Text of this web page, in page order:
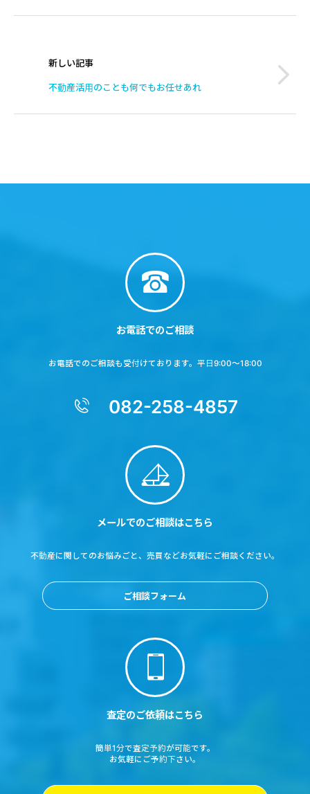
新しい記事
不動産活用のことも何でもお任せあれ
お電話でのご相談
お電話でのご相談も受付けております。平日9:00～18:00
082-258-4857
メールでのご相談はこちら
不動産に関してのお悩みごと、売買などお気軽にご相談ください。
ご相談フォーム
査定のご依頼はこちら
簡単1分で査定予約が可能です。
お気軽にご予約下さい。